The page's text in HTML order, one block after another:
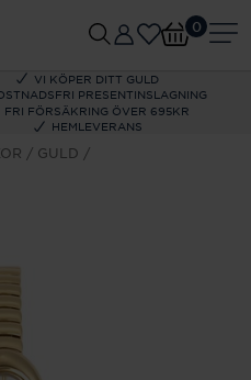
VI KÖPER DITT GULD
PRESENTINSLAGNING
FRI FÖRSÄKRING ÖVER 695KR
HEMLEVERANS
0
GULD